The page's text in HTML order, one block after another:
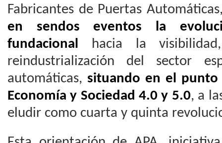
Fabricantes de Puertas
en sendos eventos la
fundacional hacia la
reindustrialización del sector
automáticas, situando en el
Economía y Sociedad 4.0 y 5.0, a
eludir como cuarta y quinta